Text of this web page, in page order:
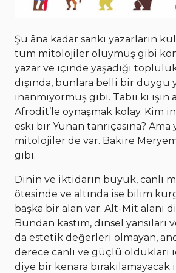
Şu âna kadar sanki yazarların
tüm mitolojiler ölüymüş gibi
yazar ve içinde yaşadığı
dışında, bunlara belli bir duygu
inanmıyormuş gibi. Tabii ki işin
Afrodit’le oynaşmak kolay. Kim
eski bir Yunan tanrıçasına? Ama
mitolojiler de var. Bakire
gibi.
Dinin ve iktidarın büyük, canlı
ötesinde ve altında ise bilim
başka bir alan var. Alt-Mit alanı
Bundan kastım, dinsel yansıları
da estetik değerleri olmayan,
derece canlı ve güçlü oldukları
diye bir kenara